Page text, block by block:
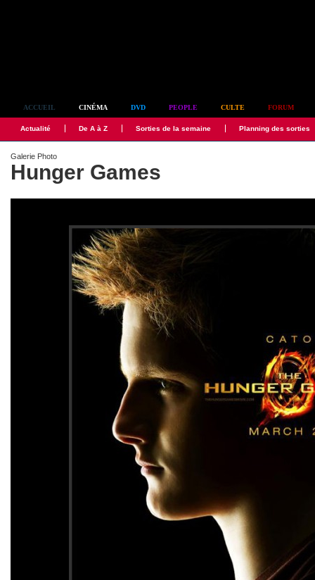
ACCUEIL CINÉMA DVD PEOPLE CULTE FORUM
Actualité De A à Z Sorties de la semaine Planning des sorties
Galerie Photo
Hunger Games